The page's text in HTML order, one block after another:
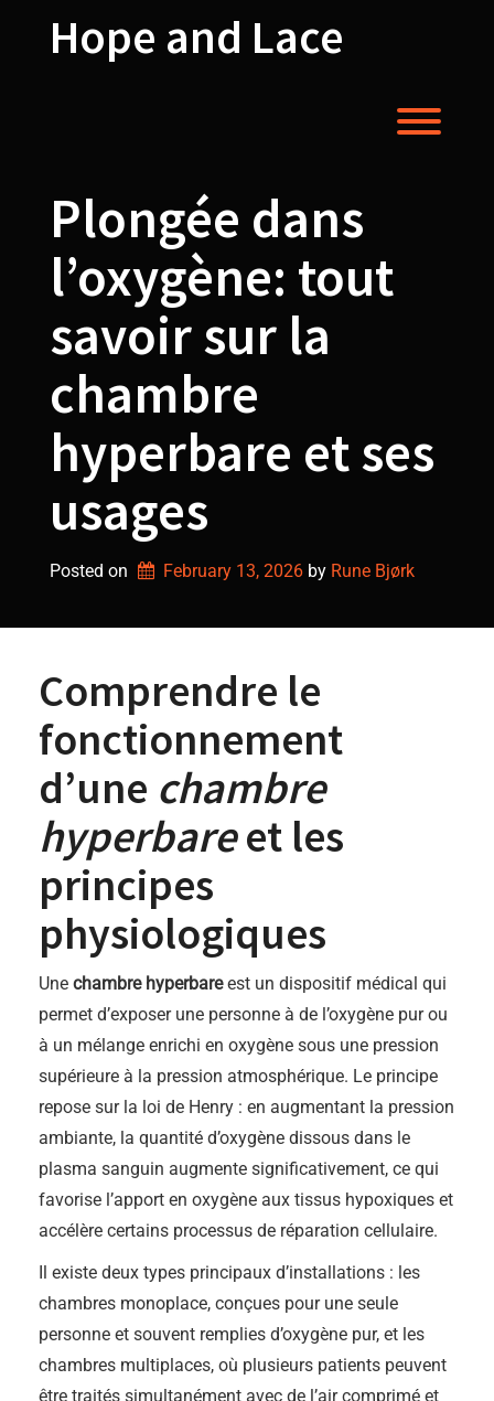
Hope and Lace
Plongée dans
l’oxygène: tout
savoir sur la
chambre
hyperbare et ses
usages
Posted on February 13, 2026 by Rune Bjørk
Comprendre le
fonctionnement
d’une chambre
hyperbareet les
principes
physiologiques
Une chambre hyperbareest un dispositif médical qui
permet d’exposer une personne à de l’oxygène pur ou
à un mélange enrichi en oxygène sous une pression
supérieure à la pression atmosphérique. Le principe
repose sur la loi de Henry : en augmentant la pression
ambiante, la quantité d’oxygène dissous dans le
plasma sanguin augmente significativement, ce qui
favorise l’apport en oxygène aux tissus hypoxiques et
accélère certains processus de réparation cellulaire.
Il existe deux types principaux d’installations : les
chambres monoplace, conçues pour une seule
personne et souvent remplies d’oxygène pur, et les
chambres multiplaces, où plusieurs patients peuvent
être traités simultanément avec de l’air comprimé et